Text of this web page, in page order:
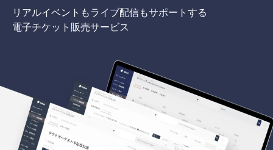
リアルイベントもライブ配信もサポートする
電子チケット販売サービス